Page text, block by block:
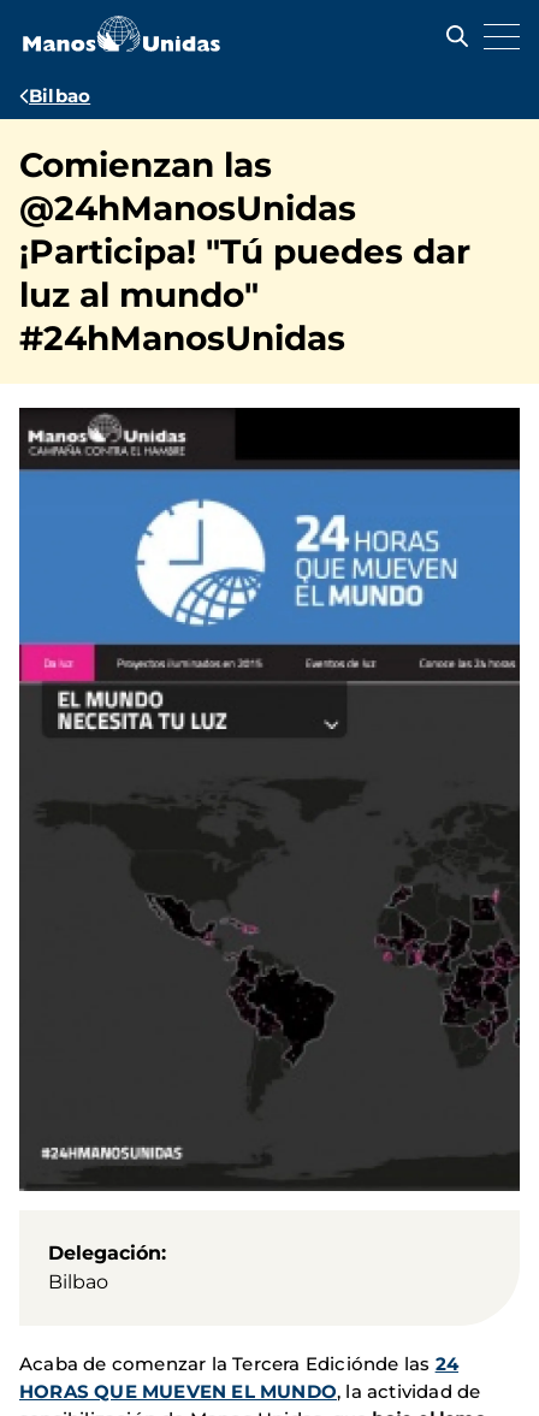
contenido
Ruta
navegación
Bilbao
Comienzan las
@24hManosUnidas
¡Participa! "Tú puedes dar
luz al mundo"
#24hManosUnidas
Delegación
Bilbao
Acaba de comenzar la Tercera Ediciónde las 24
HORAS QUE MUEVEN EL MUNDO, la actividad de